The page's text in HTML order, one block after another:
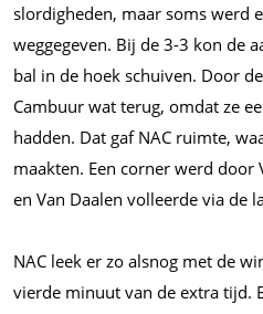
slordigheden, maar soms werd
weggegeven. Bij de 3-3 kon de
bal in de hoek schuiven. Door
Cambuur wat terug, omdat ze
hadden. Dat gaf NAC ruimte,
maakten. Een corner werd door
en Van Daalen volleerde via de
NAC leek er zo alsnog met de
vierde minuut van de extra tijd.